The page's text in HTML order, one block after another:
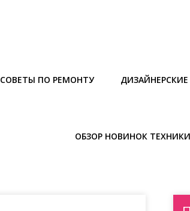
СОВЕТЫ ПО РЕМОНТУ
ОБЗОР НОВИНОК ТЕХНИКИ